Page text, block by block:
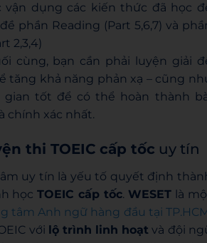
vận dụng các kiến thức đã học
phần Reading (Part 5,6,7) và
2,3,4)
cùng, bạn cần phải luyện giải
tăng khả năng phản xạ – cũng
gian tốt để có thể hoàn thành
chính xác nhất.
thi TOEIC cấp tốc uy tín
uy tín là yếu tố quyết định
họcTOEIC cấp tốc. WESETlà
tâm Anh ngữ hàng đầu tại
với lộ trình linh hoạt và đội